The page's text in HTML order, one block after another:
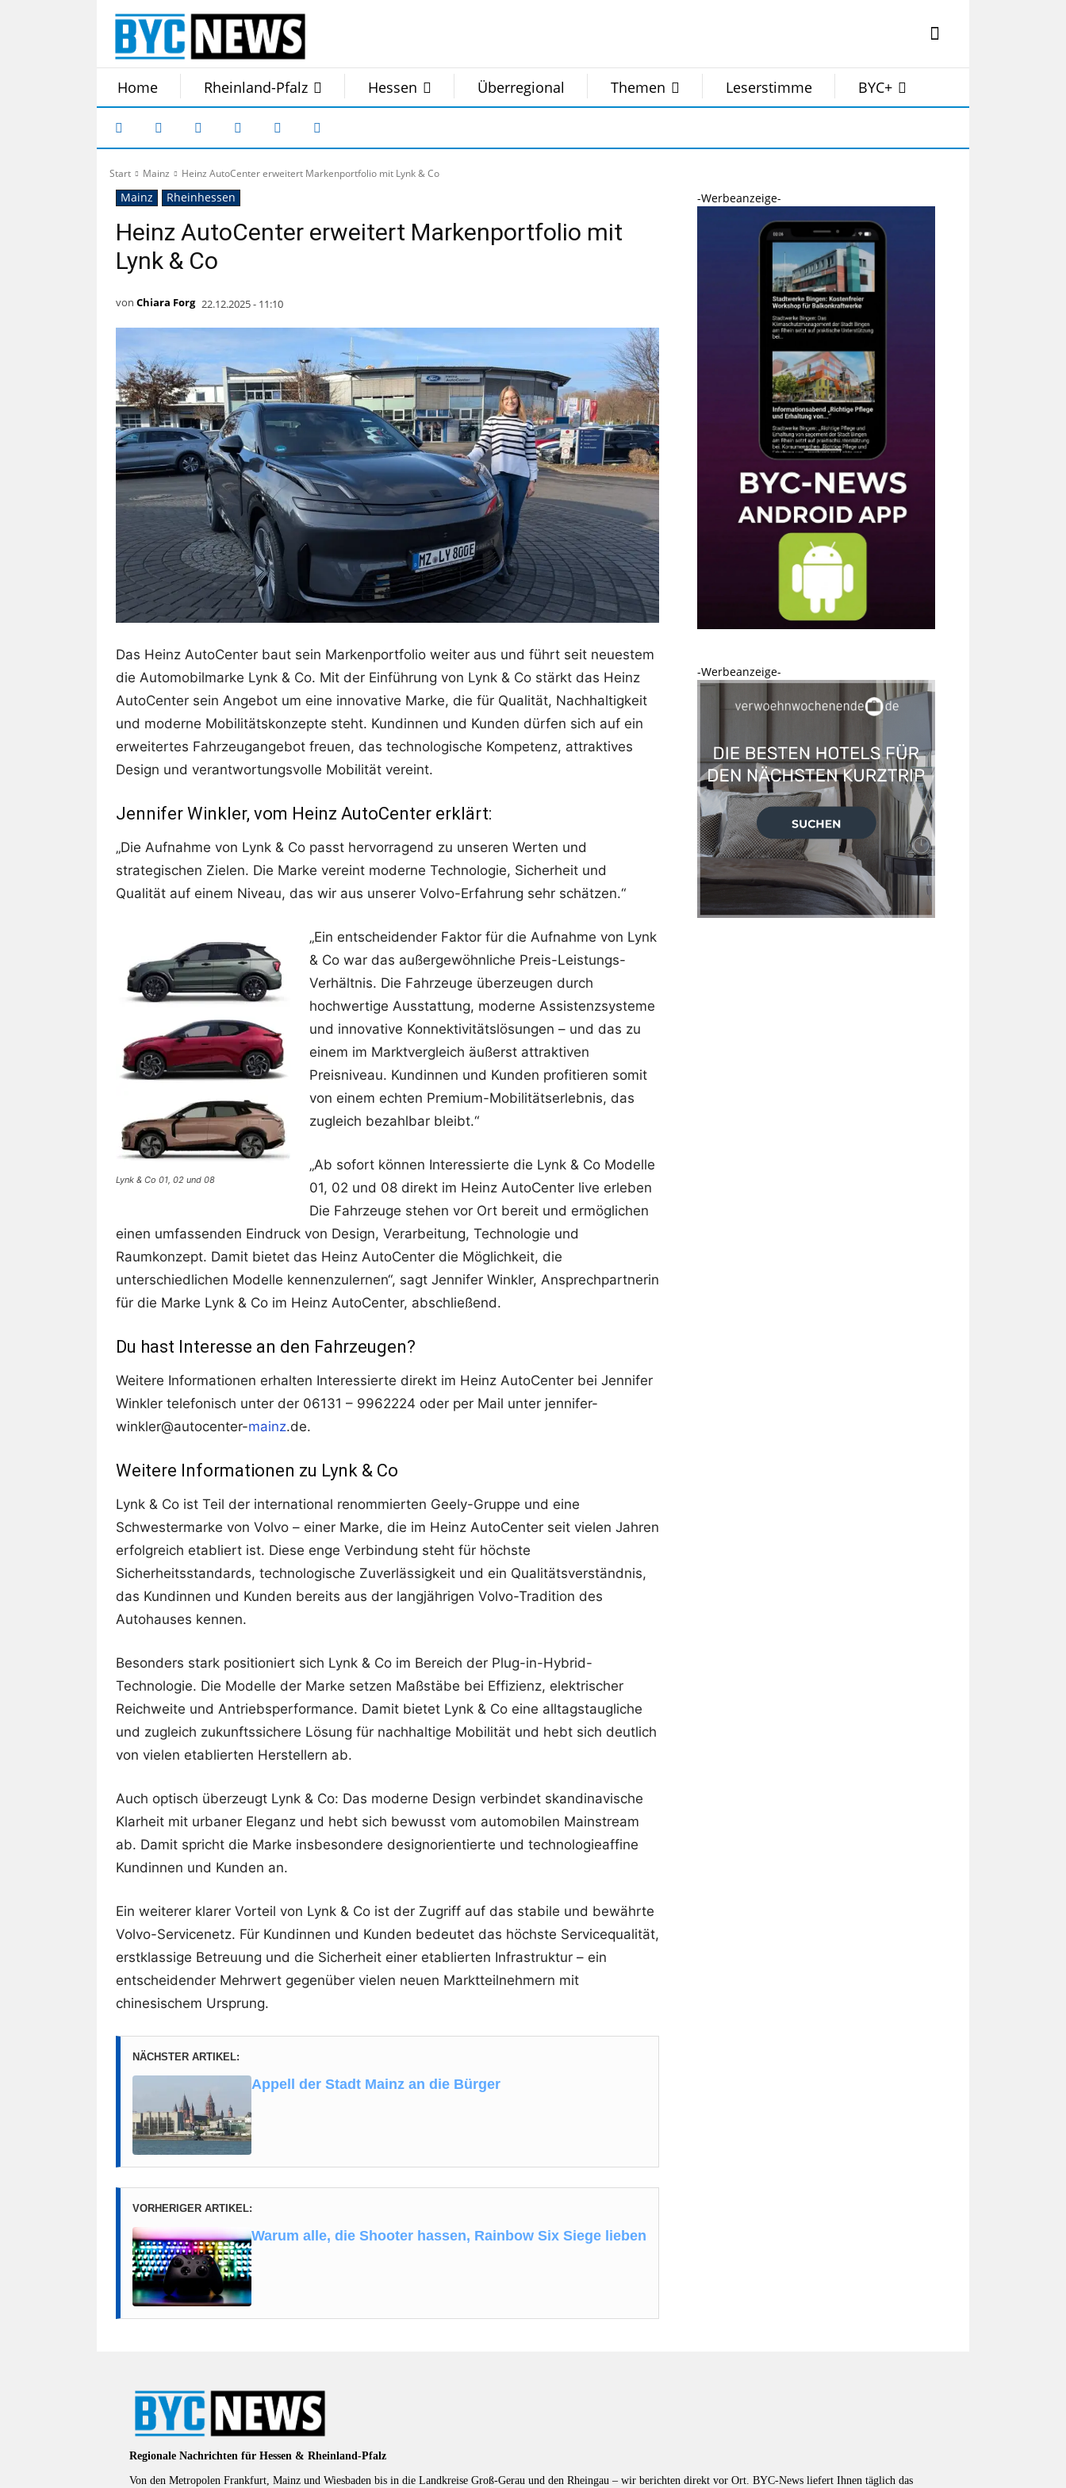
Home Rheinland-Pfalz Hessen Überregional Themen Leserstimme BYC+
Start Mainz Heinz AutoCenter erweitert Markenportfolio mit Lynk & Co
Mainz Rheinhessen
Heinz AutoCenter erweitert Markenportfolio mit
Lynk & Co
von Chiara Forg 22.12.2025 - 11:10
Das Heinz AutoCenter baut sein Markenportfolio weiter aus und führt seit neuestem
die Automobilmarke Lynk & Co. Mit der Einführung von Lynk & Co stärkt das Heinz
AutoCenter sein Angebot um eine innovative Marke, die für Qualität, Nachhaltigkeit
und moderne Mobilitätskonzepte steht. Kundinnen und Kunden dürfen sich auf ein
erweitertes Fahrzeugangebot freuen, das technologische Kompetenz, attraktives
Design und verantwortungsvolle Mobilität vereint.
Jennifer Winkler, vom Heinz AutoCenter erklärt:
„Die Aufnahme von Lynk & Co passt hervorragend zu unseren Werten und
strategischen Zielen. Die Marke vereint moderne Technologie, Sicherheit und
Qualität auf einem Niveau, das wir aus unserer Volvo-Erfahrung sehr schätzen.“
Lynk & Co 01, 02 und 08
„Ein entscheidender Faktor für die Aufnahme von Lynk
& Co war das außergewöhnliche Preis-Leistungs-
Verhältnis. Die Fahrzeuge überzeugen durch
hochwertige Ausstattung, moderne Assistenzsysteme
und innovative Konnektivitätslösungen – und das zu
einem im Marktvergleich äußerst attraktiven
Preisniveau. Kundinnen und Kunden profitieren somit
von einem echten Premium-Mobilitätserlebnis, das
zugleich bezahlbar bleibt.“
„Ab sofort können Interessierte die Lynk & Co Modelle
01, 02 und 08 direkt im Heinz AutoCenter live erleben
Die Fahrzeuge stehen vor Ort bereit und ermöglichen
einen umfassenden Eindruck von Design, Verarbeitung, Technologie und
Raumkonzept. Damit bietet das Heinz AutoCenter die Möglichkeit, die
unterschiedlichen Modelle kennenzulernen“, sagt Jennifer Winkler, Ansprechpartnerin
für die Marke Lynk & Co im Heinz AutoCenter, abschließend.
Du hast Interesse an den Fahrzeugen?
Weitere Informationen erhalten Interessierte direkt im Heinz AutoCenter bei Jennifer
Winkler telefonisch unter der 06131 – 9962224 oder per Mail unter jennifer-
winkler@autocenter-mainz.de.
Weitere Informationen zu Lynk & Co
Lynk & Co ist Teil der international renommierten Geely-Gruppe und eine
Schwestermarke von Volvo – einer Marke, die im Heinz AutoCenter seit vielen Jahren
erfolgreich etabliert ist. Diese enge Verbindung steht für höchste
Sicherheitsstandards, technologische Zuverlässigkeit und ein Qualitätsverständnis,
das Kundinnen und Kunden bereits aus der langjährigen Volvo-Tradition des
Autohauses kennen.
Besonders stark positioniert sich Lynk & Co im Bereich der Plug-in-Hybrid-
Technologie. Die Modelle der Marke setzen Maßstäbe bei Effizienz, elektrischer
Reichweite und Antriebsperformance. Damit bietet Lynk & Co eine alltagstaugliche
und zugleich zukunftssichere Lösung für nachhaltige Mobilität und hebt sich deutlich
von vielen etablierten Herstellern ab.
Auch optisch überzeugt Lynk & Co: Das moderne Design verbindet skandinavische
Klarheit mit urbaner Eleganz und hebt sich bewusst vom automobilen Mainstream
ab. Damit spricht die Marke insbesondere designorientierte und technologieaffine
Kundinnen und Kunden an.
Ein weiterer klarer Vorteil von Lynk & Co ist der Zugriff auf das stabile und bewährte
Volvo-Servicenetz. Für Kundinnen und Kunden bedeutet das höchste Servicequalität,
erstklassige Betreuung und die Sicherheit einer etablierten Infrastruktur – ein
entscheidender Mehrwert gegenüber vielen neuen Marktteilnehmern mit
chinesischem Ursprung.
NÄCHSTER ARTIKEL:
Appell der Stadt Mainz an die Bürger
VORHERIGER ARTIKEL:
Warum alle, die Shooter hassen, Rainbow Six Siege lieben
-Werbeanzeige-
-Werbeanzeige-
Regionale Nachrichten für Hessen & Rheinland-Pfalz
Von den Metropolen Frankfurt, Mainz und Wiesbaden bis in die Landkreise Groß-Gerau und den Rheingau – wir berichten direkt vor Ort. BYC-News liefert Ihnen täglich das